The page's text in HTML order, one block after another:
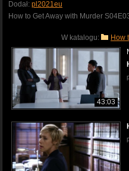
Dodał: pl2021eu
How to Get Away with Murder
W katalogu: How
43:03